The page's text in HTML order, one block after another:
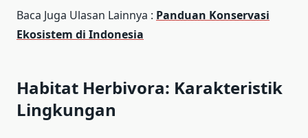
Baca Juga Ulasan Lainnya : Panduan Konservasi
Ekosistem di Indonesia
Habitat Herbivora: Karakteristik
Lingkungan